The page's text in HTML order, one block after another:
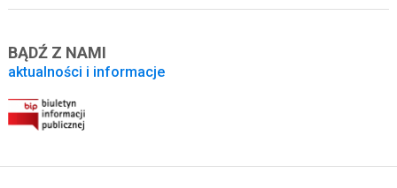
BĄDŹ Z NAMI
aktualności i informacje